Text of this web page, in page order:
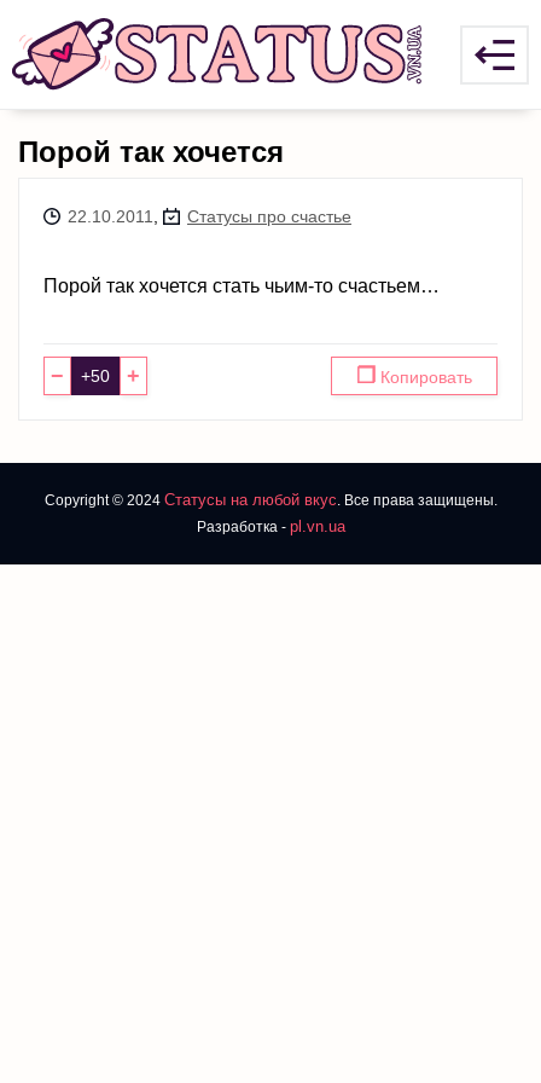
Порой так хочется
22.10.2011 Статусы про счастье
Порой так хочется стать чьим-то счастьем…
− + ❐ Копировать
Copyright © 2024 Статусы на любой вкус. Все права защищены.
Разработка - pl.vn.ua